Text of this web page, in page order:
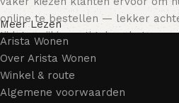
online te bestellen — lekker
tijd, terwijl je rustig door het
meubelstuk kiest dat bij je past.
een uitgebreide catalogus met
kantoor.
Meer Lezen
Arista Wonen
Over Arista Wonen
Winkel & route
Algemene voorwaarden